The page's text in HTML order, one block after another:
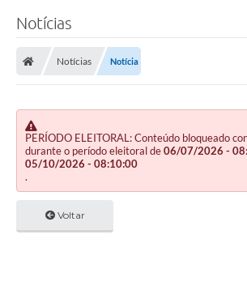
Notícias
Notícias Notícia
PERÍODO ELEITORAL: Conteúdo bloqueado
durante o período eleitoral de06/07/2026 -
05/10/2026 - 08:10:00
.
Voltar